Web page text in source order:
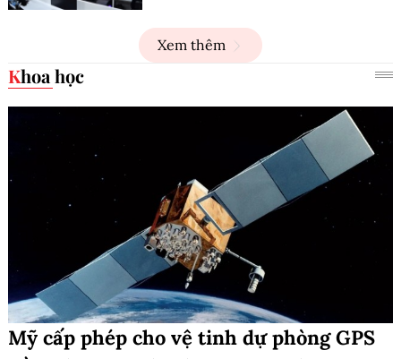
Xem thêm
Khoa học
Mỹ cấp phép cho vệ tinh dự phòng GPS